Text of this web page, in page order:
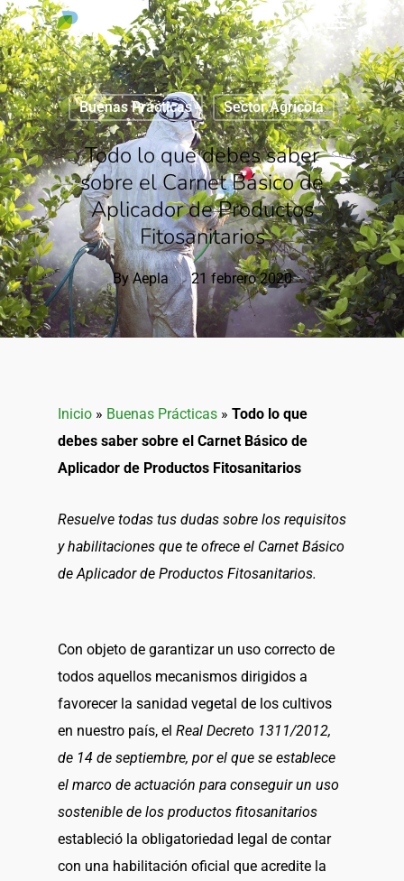
Buenas Prácticas Sector Agrícola
Todo lo que debes saber
sobre el Carnet Básico de
Aplicador de Productos
Fitosanitarios
ByAepla 21 febrero 2020
Inicio » Buenas Prácticas » Todo lo que
debes saber sobre el Carnet Básico de
Aplicador de Productos Fitosanitarios
Resuelve todas tus dudas sobre los requisitos
y habilitaciones que te ofrece el Carnet Básico
de Aplicador de Productos Fitosanitarios.
Con objeto de garantizar un uso correcto de
todos aquellos mecanismos dirigidos a
favorecer la sanidad vegetal de los cultivos
en nuestro país, el Real Decreto 1311/2012,
de 14 de septiembre, por el que se establece
el marco de actuación para conseguir un uso
sostenible de los productos fitosanitarios
estableció la obligatoriedad legal de contar
con una habilitación oficial que acredite la